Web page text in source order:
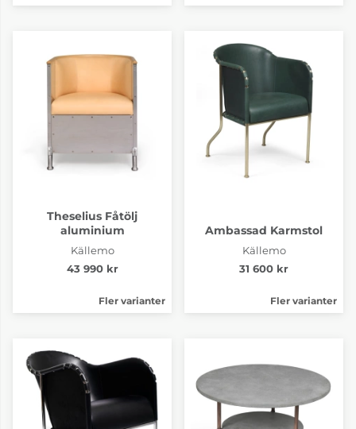
Theselius Fåtölj
aluminium
Källemo
43 990 kr
Fler varianter
Ambassad Karmstol
Källemo
31 600 kr
Fler varianter